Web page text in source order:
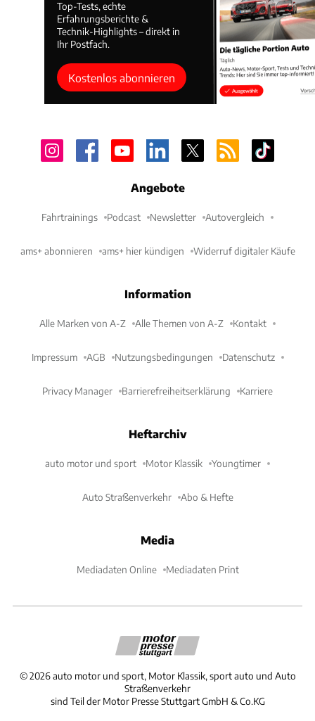
Top-Tests, echte
Erfahrungsberichte &
Technik-Highlights – direkt in
Ihr Postfach.
Kostenlos abonnieren
Angebote
Fahrtrainings Podcast Newsletter Autovergleich
ams+ abonnieren ams+ hier kündigen Widerruf digitaler Käufe
Information
Alle Marken von A-Z Alle Themen von A-Z Kontakt
Impressum AGB Nutzungsbedingungen Datenschutz
Privacy Manager Barrierefreiheitserklärung Karriere
Heftarchiv
auto motor und sport Motor Klassik Youngtimer
Auto Straßenverkehr Abo & Hefte
Media
Mediadaten Online Mediadaten Print
©2026 auto motor und sport, Motor Klassik, sport auto und Auto
Straßenverkehr
sind Teil der Motor Presse Stuttgart GmbH & Co.KG